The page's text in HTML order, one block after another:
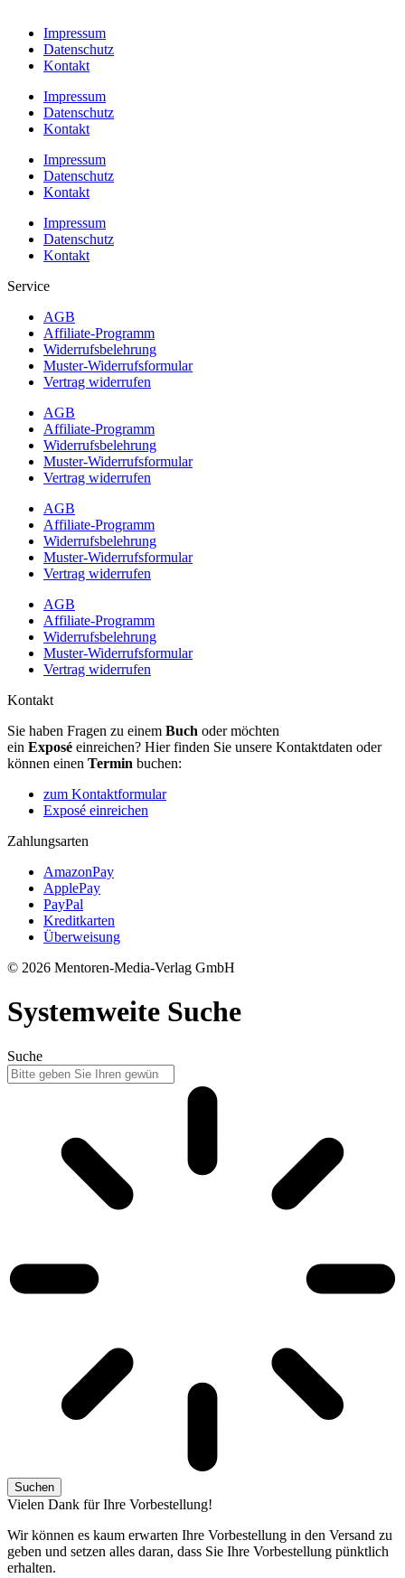
Impressum
Datenschutz
Kontakt
Impressum
Datenschutz
Kontakt
Impressum
Datenschutz
Kontakt
Impressum
Datenschutz
Kontakt
Service
AGB
Affiliate-Programm
Widerrufsbelehrung
Muster-Widerrufsformular
Vertrag widerrufen
AGB
Affiliate-Programm
Widerrufsbelehrung
Muster-Widerrufsformular
Vertrag widerrufen
AGB
Affiliate-Programm
Widerrufsbelehrung
Muster-Widerrufsformular
Vertrag widerrufen
AGB
Affiliate-Programm
Widerrufsbelehrung
Muster-Widerrufsformular
Vertrag widerrufen
Kontakt
Sie haben Fragen zu einem Buch oder möchten
ein Exposé einreichen? Hier finden Sie unsere Kontaktdaten oder
können einen Termin buchen:
zum Kontaktformular
Exposé einreichen
Zahlungsarten
AmazonPay
ApplePay
PayPal
Kreditkarten
Überweisung
© 2026 Mentoren-Media-Verlag GmbH
Systemweite Suche
Suche
Suchen
Vielen Dank für Ihre Vorbestellung!
Wir können es kaum erwarten Ihre Vorbestellung in den Versand zu
geben und setzen alles daran, dass Sie Ihre Vorbestellung pünktlich
erhalten.